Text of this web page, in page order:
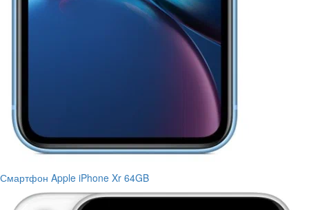
Смартфон Apple iPhone Xr 64GB